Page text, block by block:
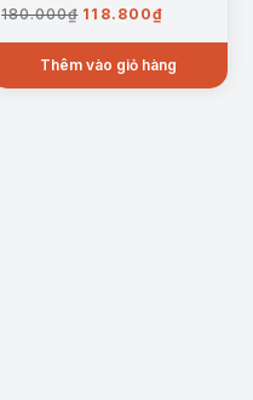
180.000₫ Giá
là:
180.000₫.
118.800₫Giá
tại
là:
Thêm vào giỏ hàng